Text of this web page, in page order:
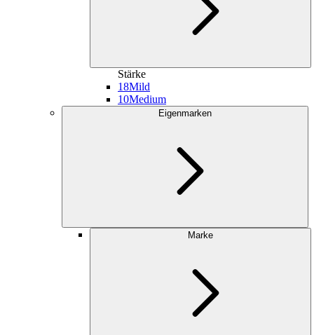
Stärke
18Mild
10Medium
Eigenmarken
Marke